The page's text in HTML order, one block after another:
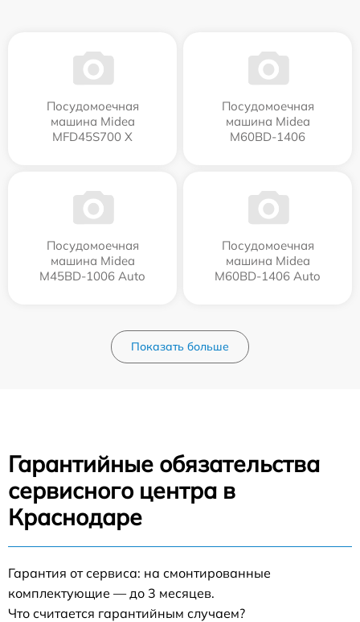
Посудомоечная
машина Midea
MFD45S700 X
Посудомоечная
машина Midea
M60BD-1406
Посудомоечная
машина Midea
M45BD-1006 Auto
Посудомоечная
машина Midea
M60BD-1406 Auto
Показать больше
Гарантийные обязательства
сервисного центра в
Краснодаре
Гарантия от сервиса: на смонтированные
комплектующие — до 3 месяцев.
Что считается гарантийным случаем?